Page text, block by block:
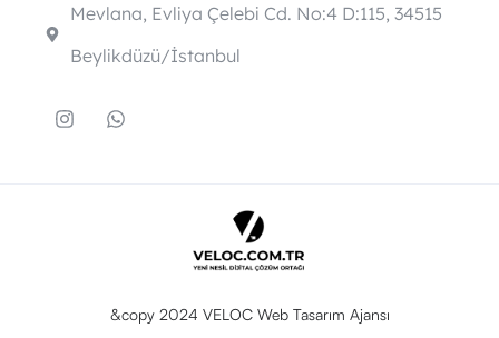
Mevlana, Evliya Çelebi Cd. No:4 D:115, 34515
Beylikdüzü/İstanbul
&copy 2024 VELOC Web Tasarım Ajansı